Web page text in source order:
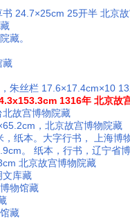
24.7×25cm 25开半 北京
藏。
藏
朱丝栏 17.6×17.4cm×10
1316年 北京故
故宫博物院藏
，北京故宫博物院藏
纸本。大字行书， 上海博
。 纸本，行书，辽宁省
北京故宫博物院藏
文库藏
物馆藏
藏